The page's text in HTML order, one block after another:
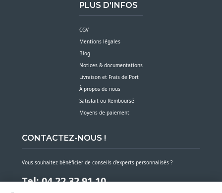
PLUS D'INFOS
CGV
Mentions légales
Blog
Notices & documentations
Livraison et Frais de Port
À propos de nous
Satisfait ou Remboursé
Moyens de paiement
CONTACTEZ-NOUS !
Vous souhaitez bénéficier de conseils d’experts personnalisés ?
Tel: 04 22 32 91 10